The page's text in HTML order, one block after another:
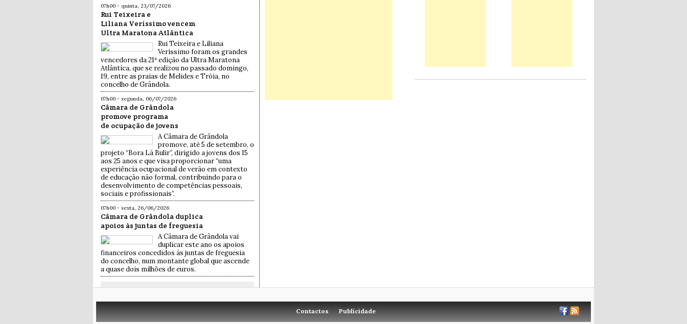
07h00 - quinta, 23/07/2026
Rui Teixeira e
Liliana Veríssimo vencem
Ultra Maratona Atlântica
Rui Teixeira e Liliana
Veríssimo foram os grandes
vencedores da 21ª edição da Ultra Maratona
Atlântica, que se realizou no passado domingo,
19, entre as praias de Melides e Tróia, no
concelho de Grândola.
07h00 - segunda, 06/07/2026
Câmara de Grândola
promove programa
de ocupação de jovens
A Câmara de Grândola
promove, até 5 de setembro, o
projeto “Bora Lá Bulir”, dirigido a jovens dos 15
aos 25 anos e que visa proporcionar “uma
experiência ocupacional de verão em contexto
de educação não formal, contribuindo para o
desenvolvimento de competências pessoais,
sociais e profissionais”.
07h00 - sexta, 26/06/2026
Câmara de Grândola duplica
apoios às juntas de freguesia
A Câmara de Grândola vai
duplicar este ano os apoios
financeiros concedidos às juntas de freguesia
do concelho, num montante global que ascende
a quase dois milhões de euros.
Contactos Publicidade